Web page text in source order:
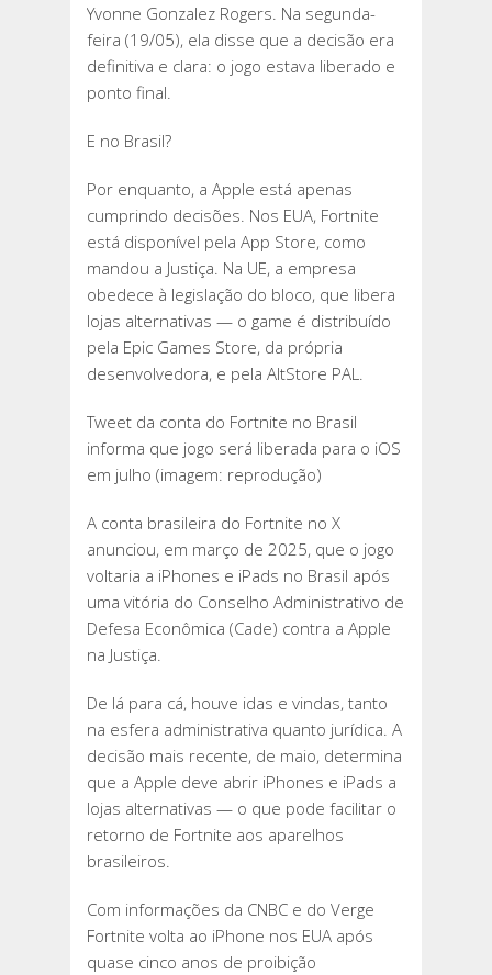
Yvonne Gonzalez Rogers. Na segunda-
feira (19/05), ela disse que a decisão era
definitiva e clara: o jogo estava liberado e
ponto final.
E no Brasil?
Por enquanto, a Apple está apenas
cumprindo decisões. Nos EUA, Fortnite
está disponível pela App Store, como
mandou a Justiça. Na UE, a empresa
obedece à legislação do bloco, que libera
lojas alternativas — o game é distribuído
pela Epic Games Store, da própria
desenvolvedora, e pela AltStore PAL.
Tweet da conta do Fortnite no Brasil
informa que jogo será liberada para o iOS
em julho (imagem: reprodução)
A conta brasileira do Fortnite no X
anunciou, em março de 2025, que o jogo
voltaria a iPhones e iPads no Brasil após
uma vitória do Conselho Administrativo de
Defesa Econômica (Cade) contra a Apple
na Justiça.
De lá para cá, houve idas e vindas, tanto
na esfera administrativa quanto jurídica. A
decisão mais recente, de maio, determina
que a Apple deve abrir iPhones e iPads a
lojas alternativas — o que pode facilitar o
retorno de Fortnite aos aparelhos
brasileiros.
Com informações da CNBC e do Verge
Fortnite volta ao iPhone nos EUA após
quase cinco anos de proibição